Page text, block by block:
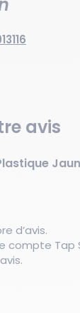
avis
d’avis.
compte Tap